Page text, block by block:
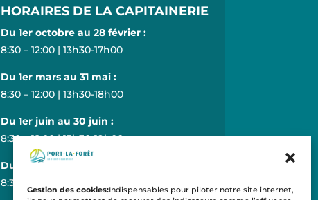
Gestion des cookies:Indispensables pour piloter notre site internet,
HORAIRES DE LA CAPITAINERIE
Du 1er octobre au 28 février :
8:30 – 12:00 | 13h30-17h00
Du 1er mars au 31 mai :
8:30 – 12:00 | 13h30-18h00
Du 1er juin au 30 juin :
8:30 – 12:00 | 13h30-19h00
Du 1er juillet au 31 août :
8:30 – 20:00